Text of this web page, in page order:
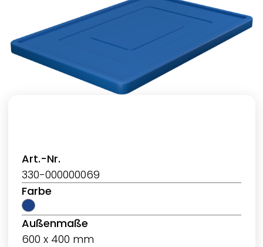
Art.-Nr.
330-000000069
Farbe
Außenmaße
600 x 400 mm